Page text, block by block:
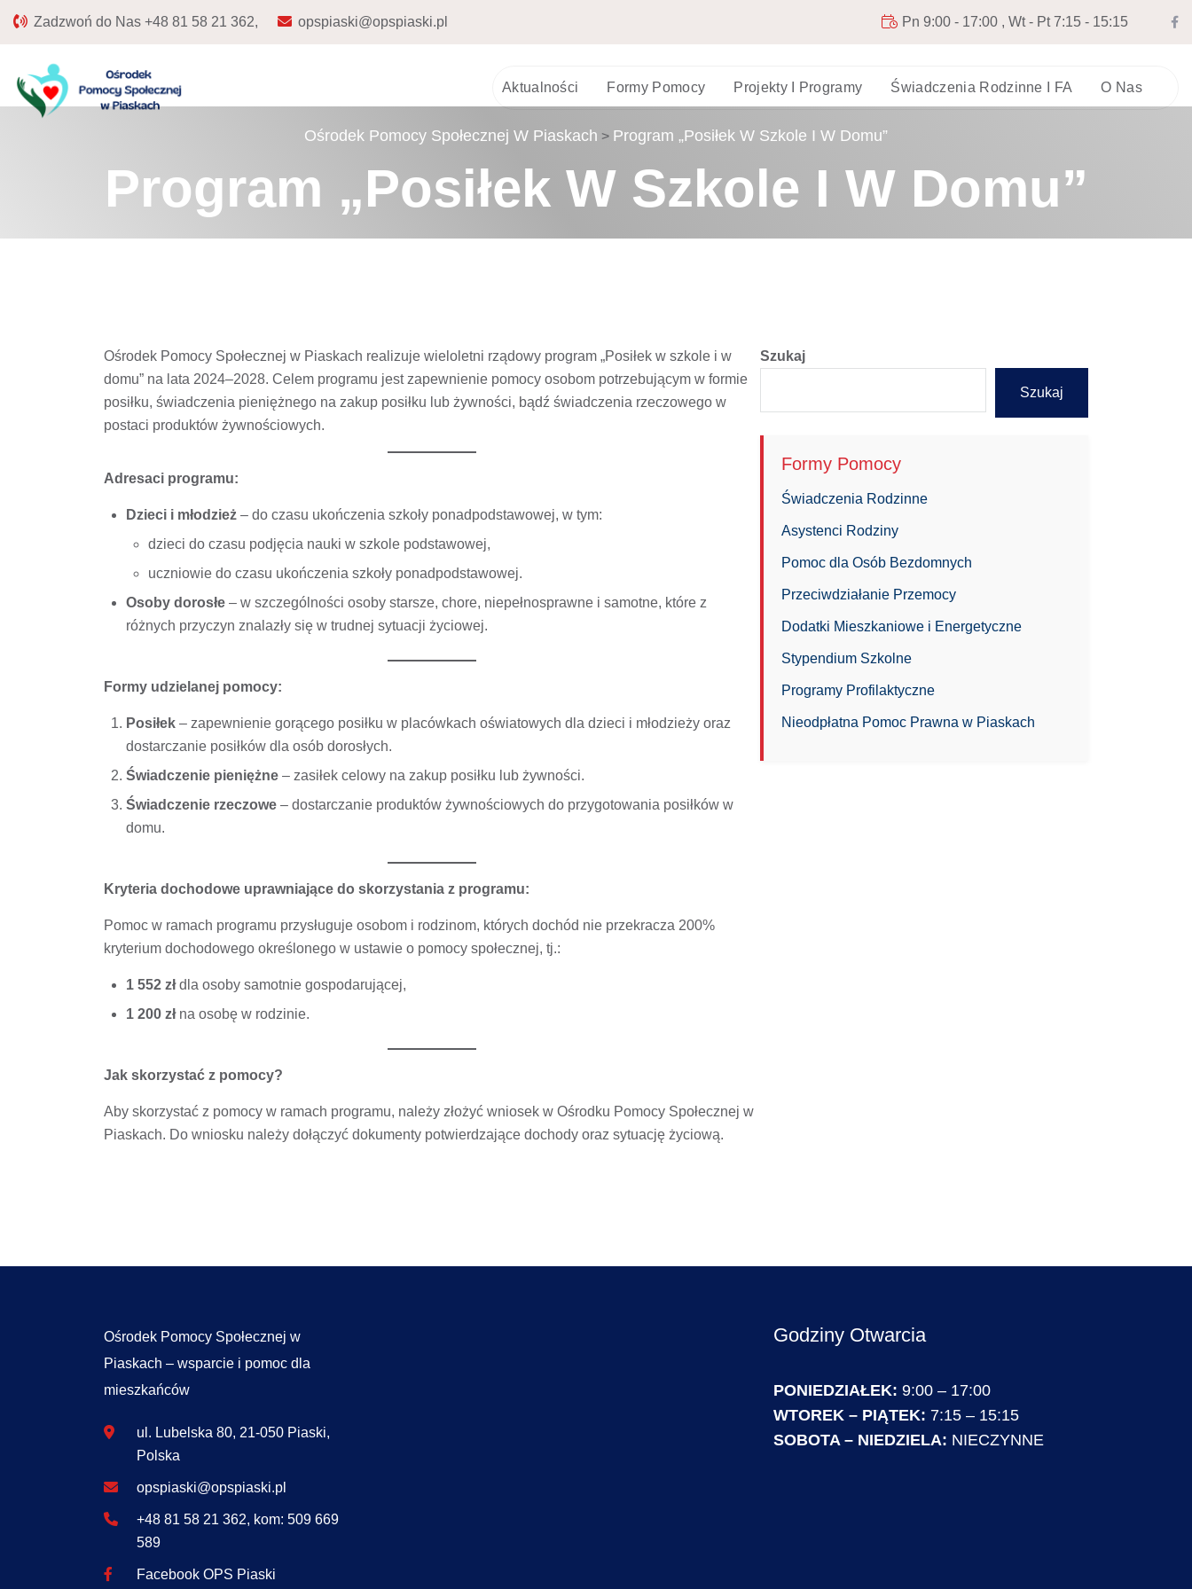
Zadzwoń do Nas +48 81 58 21 362, opspiaski@opspiaski.pl Pn 9:00 - 17:00 , Wt - Pt 7:15 - 15:15
Aktualności Formy Pomocy Projekty I Programy Świadczenia Rodzinne I FA O Nas
Ośrodek Pomocy Społecznej W Piaskach > Program „Posiłek W Szkole I W Domu”
Program „Posiłek W Szkole I W Domu”
Ośrodek Pomocy Społecznej w Piaskach realizuje wieloletni rządowy program „Posiłek w szkole i w
domu” na lata 2024–2028. Celem programu jest zapewnienie pomocy osobom potrzebującym w formie
posiłku, świadczenia pieniężnego na zakup posiłku lub żywności, bądź świadczenia rzeczowego w
postaci produktów żywnościowych.
Adresaci programu:
Dzieci i młodzież – do czasu ukończenia szkoły ponadpodstawowej, w tym:
dzieci do czasu podjęcia nauki w szkole podstawowej,
uczniowie do czasu ukończenia szkoły ponadpodstawowej.
Osoby dorosłe – w szczególności osoby starsze, chore, niepełnosprawne i samotne, które z
różnych przyczyn znalazły się w trudnej sytuacji życiowej.
Formy udzielanej pomocy:
Posiłek – zapewnienie gorącego posiłku w placówkach oświatowych dla dzieci i młodzieży oraz
dostarczanie posiłków dla osób dorosłych.
Świadczenie pieniężne – zasiłek celowy na zakup posiłku lub żywności.
Świadczenie rzeczowe – dostarczanie produktów żywnościowych do przygotowania posiłków w
domu.
Kryteria dochodowe uprawniające do skorzystania z programu:
Pomoc w ramach programu przysługuje osobom i rodzinom, których dochód nie przekracza 200%
kryterium dochodowego określonego w ustawie o pomocy społecznej, tj.:
1 552 złdla osoby samotnie gospodarującej,
1 200 złna osobę w rodzinie.
Jak skorzystać z pomocy?
Aby skorzystać z pomocy w ramach programu, należy złożyć wniosek w Ośrodku Pomocy Społecznej w
Piaskach. Do wniosku należy dołączyć dokumenty potwierdzające dochody oraz sytuację życiową.
Szukaj
Szukaj
Formy Pomocy
Świadczenia Rodzinne
Asystenci Rodziny
Pomoc dla Osób Bezdomnych
Przeciwdziałanie Przemocy
Dodatki Mieszkaniowe i Energetyczne
Stypendium Szkolne
Programy Profilaktyczne
Nieodpłatna Pomoc Prawna w Piaskach
Ośrodek Pomocy Społecznej w
Piaskach – wsparcie i pomoc dla
mieszkańców
ul. Lubelska 80, 21-050 Piaski,
Polska
opspiaski@opspiaski.pl
+48 81 58 21 362, kom: 509 669
589
Facebook OPS Piaski
Godziny Otwarcia
PONIEDZIAŁEK: 9:00 – 17:00
WTOREK – PIĄTEK: 7:15 – 15:15
SOBOTA – NIEDZIELA: NIECZYNNE